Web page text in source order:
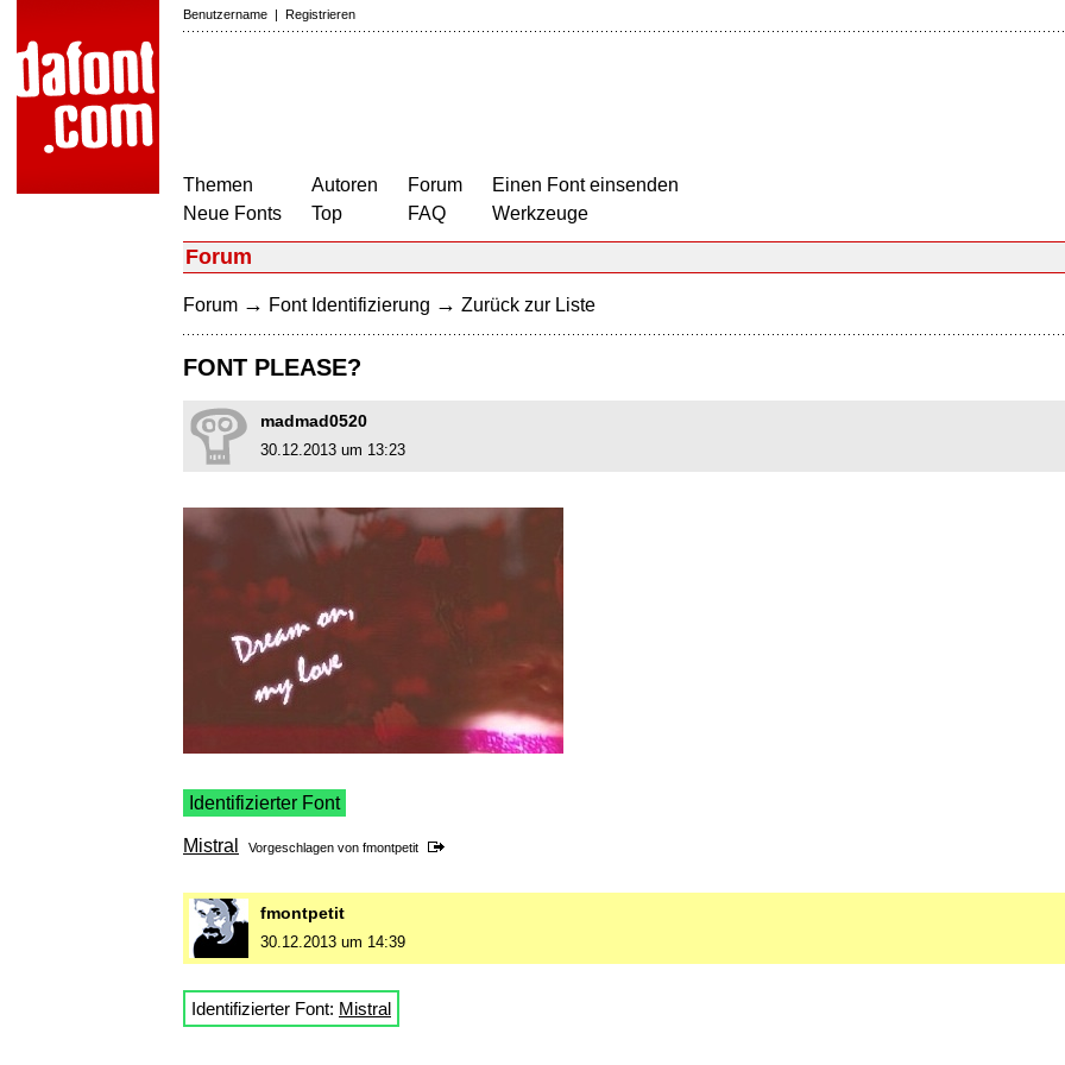
Benutzername | Registrieren
Themen
Neue Fonts
Autoren
Top
Forum
FAQ
Einen Font einsenden
Werkzeuge
Forum
Forum → Font Identifizierung → Zurück zur Liste
FONT PLEASE?
madmad0520
30.12.2013 um 13:23
Identifizierter Font
Mistral Vorgeschlagen von fmontpetit
fmontpetit
30.12.2013 um 14:39
Identifizierter Font: Mistral